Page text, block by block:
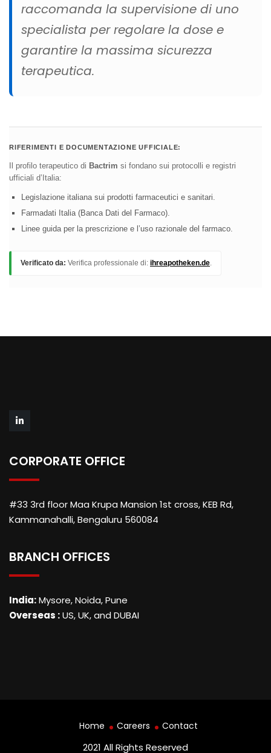
raccomanda la supervisione di uno
specialista per regolare la dose e
garantire la massima sicurezza
terapeutica.
RIFERIMENTI E DOCUMENTAZIONE UFFICIALE:
Il profilo terapeutico di Bactrim si fondano sui protocolli e registri
ufficiali d’Italia:
Legislazione italiana sui prodotti farmaceutici e sanitari.
Farmadati Italia (Banca Dati del Farmaco).
Linee guida per la prescrizione e l’uso razionale del farmaco.
Verificato da: Verifica professionale di: ihreapotheken.de.
CORPORATE OFFICE
#33 3rd floor Maa Krupa Mansion 1st cross, KEB Rd,
Kammanahalli, Bengaluru 560084
BRANCH OFFICES
India:Mysore, Noida, Pune
Overseas :US, UK, and DUBAI
2021 All Rights Reserved
Home Careers Contact